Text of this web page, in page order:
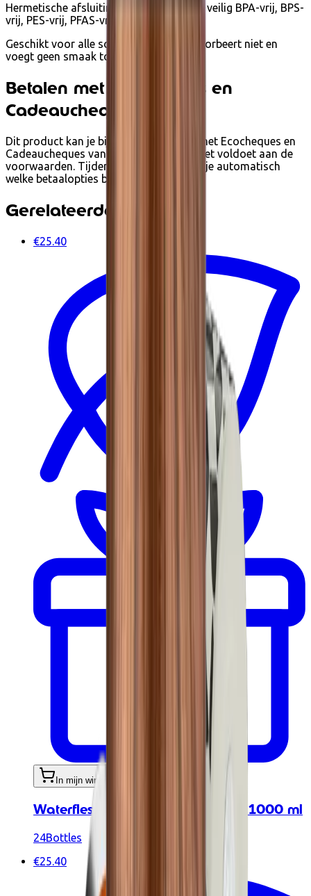
Hermetische afsluiting: Silicone -- 100% veilig BPA-vrij, BPS-
vrij, PES-vrij, PFAS-vrij en ftalaatvrij
Geschikt voor alle soorten dranken, absorbeert niet en
voegt geen smaak toe.
Betalen met Ecocheques en
Cadeaucheques
Dit product kan je bij Ecoshop betalen met Ecocheques en
Cadeaucheques van Edenred wanneer het voldoet aan de
voorwaarden. Tijdens het afrekenen zie je automatisch
welke betaalopties beschikbaar zijn.
Gerelateerde producten
€25.40
In mijn winkelwagen
Waterfles - Urban Bottle Hot Red 1000 ml
24Bottles
€25.40